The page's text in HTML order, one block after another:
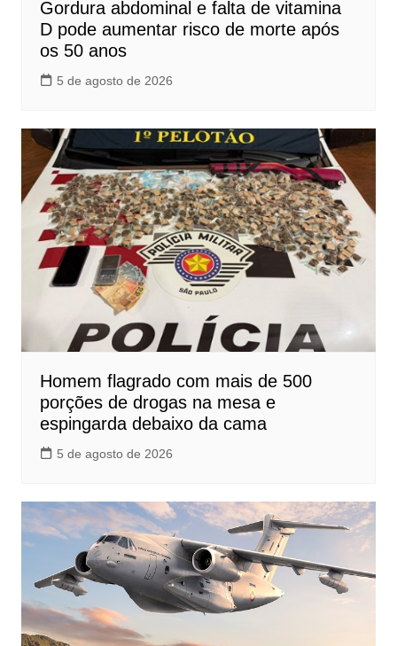
Gordura abdominal e falta de vitamina
D pode aumentar risco de morte após
os 50 anos
5 de agosto de 2026
Homem flagrado com mais de 500
porções de drogas na mesa e
espingarda debaixo da cama
5 de agosto de 2026